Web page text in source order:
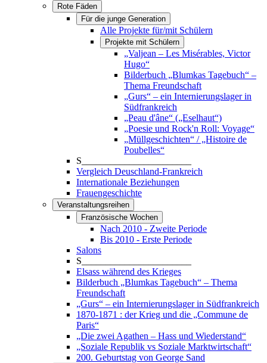
Rote Fäden
Für die junge Generation
Alle Projekte für/mit Schülern
Projekte mit Schülern
„Valjean – Les Misérables, Victor
Hugo“
Bilderbuch „Blumkas Tagebuch“ –
Thema Freundschaft
„Gurs“ – ein Internierungslager in
Südfrankreich
„Peau d'âne“ („Eselhaut“)
„Poesie und Rock'n Roll: Voyage“
„Müllgeschichten“ / „Histoire de
Poubelles“
S_______________________
Vergleich Deuschland-Frankreich
Internationale Beziehungen
Frauengeschichte
Veranstaltungsreihen
Französische Wochen
Nach 2010 - Zweite Periode
Bis 2010 - Erste Periode
Salons
S_______________________
Elsass während des Krieges
Bilderbuch „Blumkas Tagebuch“ – Thema
Freundschaft
„Gurs“ – ein Internierungslager in Südfrankreich
1870-1871 : der Krieg und die „Commune de
Paris“
„Die zwei Agathen – Hass und Wiederstand“
„Soziale Republik vs Soziale Marktwirtschaft“
200. Geburtstag von George Sand